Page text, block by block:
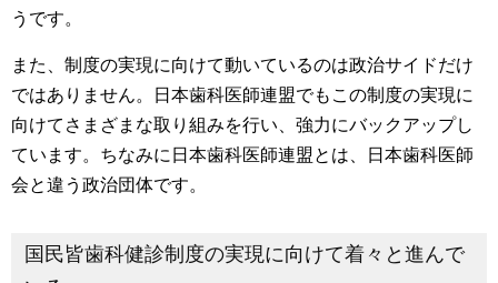
うです。
また、制度の実現に向けて動いているのは政治サイドだけ
ではありません。日本歯科医師連盟でもこの制度の実現に
向けてさまざまな取り組みを行い、強力にバックアップし
ています。ちなみに日本歯科医師連盟とは、日本歯科医師
会と違う政治団体です。
国民皆歯科健診制度の実現に向けて着々と進んで